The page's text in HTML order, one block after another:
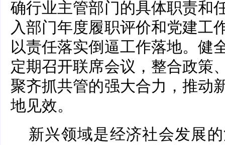
确行业主管部门的具体职责和
入部门年度履职评价和党建工
以责任落实倒逼工作落地。健
定期召开联席会议，整合政策
聚齐抓共管的强大合力，推动
地见效。
新兴领域是经济社会发展